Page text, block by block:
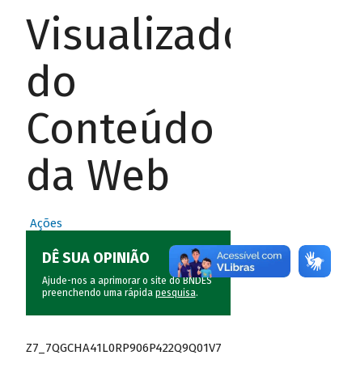
Visualizador
do
Conteúdo
da Web
Ações
DÊ SUA OPINIÃO
Ajude-nos a aprimorar o site do BNDES
preenchendo uma rápida pesquisa.
Z7_7QGCHA41L0RP906P422Q9Q01V7